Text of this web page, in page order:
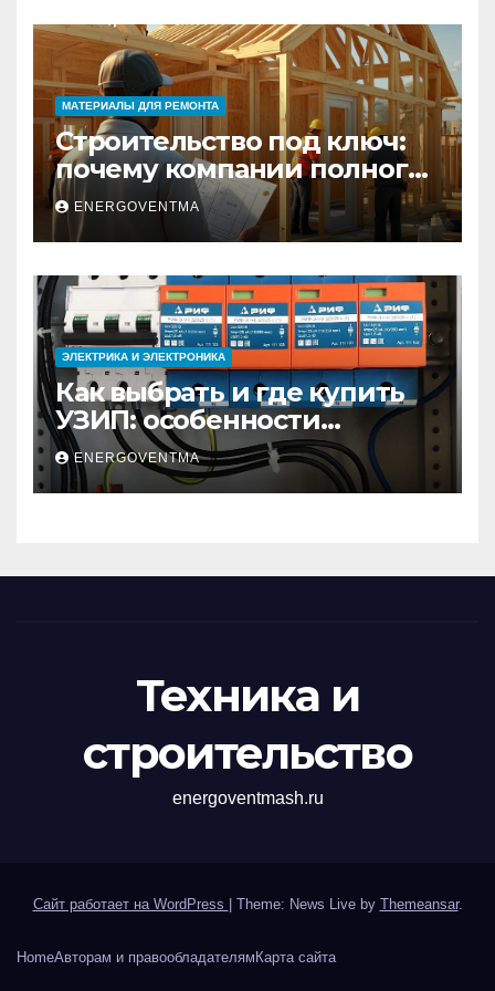
МАТЕРИАЛЫ ДЛЯ РЕМОНТА
Строительство под ключ:
почему компании полного
цикла меняют рынок
недвижимости
ENERGOVENTMA
ЭЛЕКТРИКА И ЭЛЕКТРОНИКА
Как выбрать и где купить
УЗИП: особенности
устройств защиты от
импульсных
перенапряжений
ENERGOVENTMA
Техника и
строительство
energoventmash.ru
Сайт работает на WordPress Theme: News Live by Themeansar.
HomeАвторам и правообладателям Карта сайта